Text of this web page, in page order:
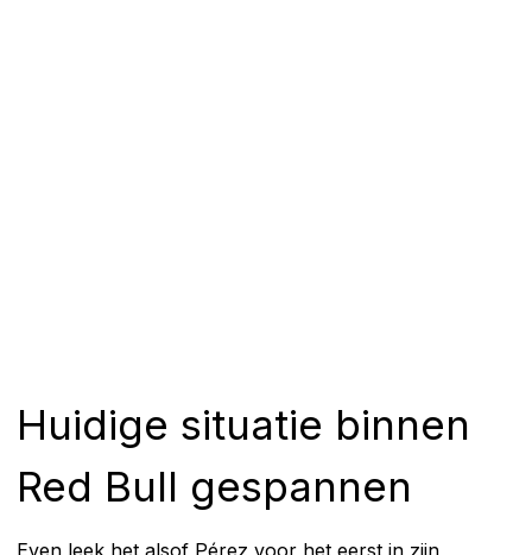
Huidige situatie binnen
Red Bull gespannen